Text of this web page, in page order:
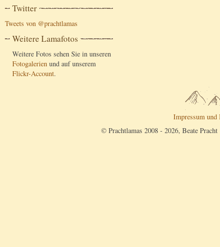
Twitter
Tweets von @prachtlamas
Weitere Lamafotos
Weitere Fotos sehen Sie in unseren
Fotogalerien und auf unserem
Flickr-Account.
Impressum und
© Prachtlamas 2008 - 2026, Beate Pracht